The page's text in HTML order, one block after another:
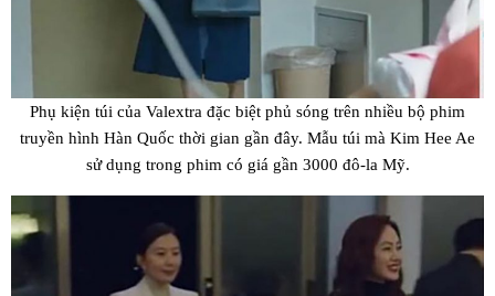
Phụ kiện túi của Valextra đặc biệt phủ sóng trên nhiều bộ phim
truyền hình Hàn Quốc thời gian gần đây. Mẫu túi mà Kim Hee Ae
sử dụng trong phim có giá gần 3000 đô-la Mỹ.